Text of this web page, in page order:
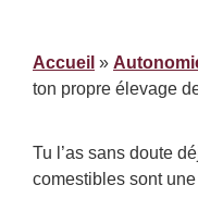
Accueil »
ton propre élevage
Tu l’as sans doute
comestibles sont